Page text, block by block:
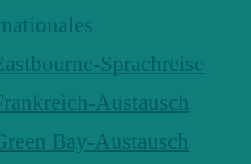
Sprachreise
Austausch
Bay-Austausch